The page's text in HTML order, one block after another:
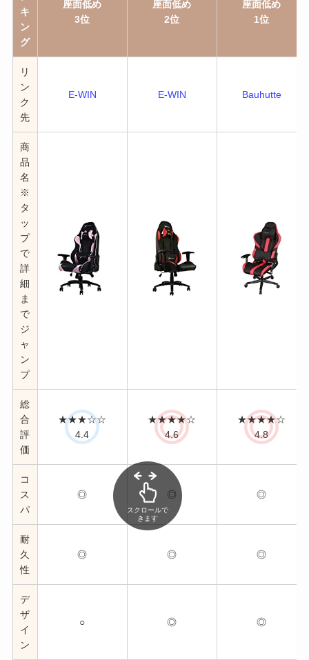
キ
ン
グ
座面低め
3位
座面低め
2位
座面低め
1位
リ
ン
ク
先
E-WIN E-WIN Bauhutte
商
品
名
※
タ
ッ
プ
で
詳
細
ま
で
ジ
ャ
ン
プ
総
合
評
価
★★★☆☆
4.4
★★★★☆
4.6
★★★★☆
4.8
コ
ス
パ
◎ ◎ ◎
耐
久
性
◎ ◎ ◎
デ
ザ
イ
ン
○ ◎ ◎
スクロールで
きます